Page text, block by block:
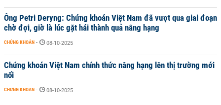
Ông Petri Deryng: Chứng khoán Việt Nam đã vượt qua giai đoạn
chờ đợi, giờ là lúc gặt hái thành quả nâng hạng
CHỨNG KHOÁN - 08-10-2025
Chứng khoán Việt Nam chính thức nâng hạng lên thị trường mới
nổi
CHỨNG KHOÁN - 08-10-2025